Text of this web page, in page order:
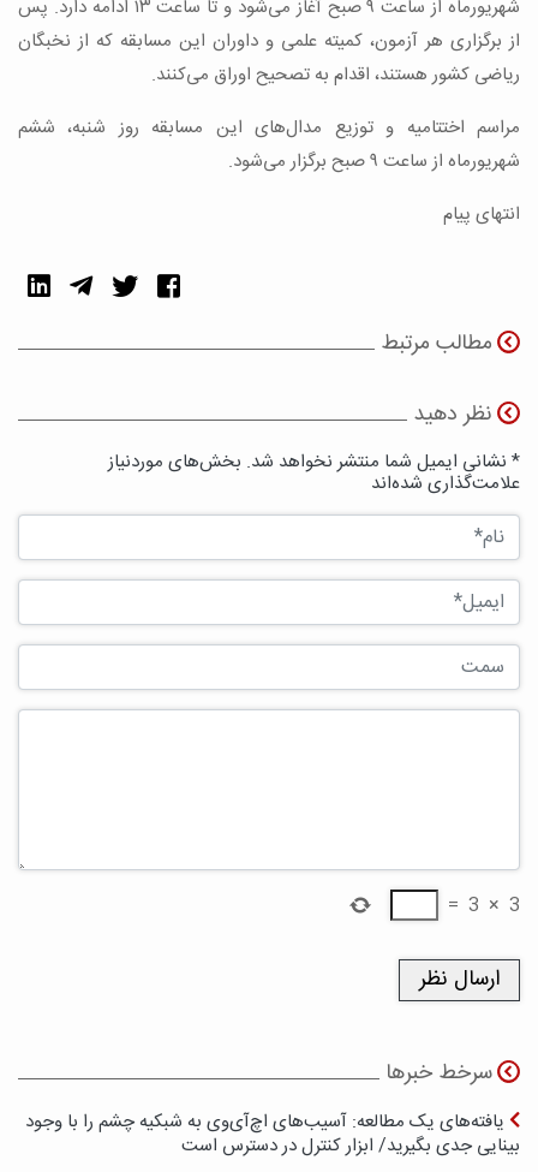
شهریورماه از ساعت ۹ صبح آغاز می‌شود و تا ساعت ۱۳ ادامه دارد. پس
از برگزاری هر آزمون، کمیته علمی و داوران این مسابقه که از نخبگان
ریاضی کشور هستند، اقدام به تصحیح اوراق می‌کنند.
مراسم اختتامیه و توزیع مدال‌های این مسابقه روز شنبه، ششم
شهریورماه از ساعت ۹ صبح برگزار می‌شود.
انتهای پیام
مطالب مرتبط
نظر دهید
* نشانی ایمیل شما منتشر نخواهد شد. بخش‌های موردنیاز
علامت‌گذاری شده‌اند
3
×
3
=
سرخط خبرها
یافته‌های یک مطالعه: آسیب‌های اچ‌آی‌وی به شبکیه چشم را با وجود
بینایی جدی بگیرید/ ابزار کنترل در دسترس است